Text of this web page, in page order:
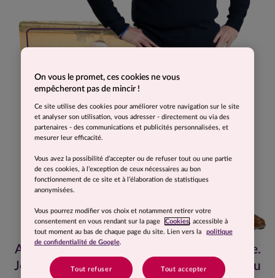
Aujourd'hui, je me sens en totale confiance.
Je suis en pleine forme du fait d'avoir perdu
On vous le promet, ces cookies ne vous
empêcheront pas de mincir !
Ce site utilise des cookies pour améliorer votre navigation sur le site
et analyser son utilisation, vous adresser - directement ou via des
partenaires - des communications et publicités personnalisées, et
mesurer leur efficacité.
Vous avez la possibilité d’accepter ou de refuser tout ou une partie
de ces cookies, à l’exception de ceux nécessaires au bon
fonctionnement de ce site et à l’élaboration de statistiques
anonymisées.
Vous pourrez modifier vos choix et notamment retirer votre
consentement en vous rendant sur la page
Cookies, accessible à
tout moment au bas de chaque page du site. Lien vers la
politique
de confidentialité de Google.
Tout refuser Tout accepter